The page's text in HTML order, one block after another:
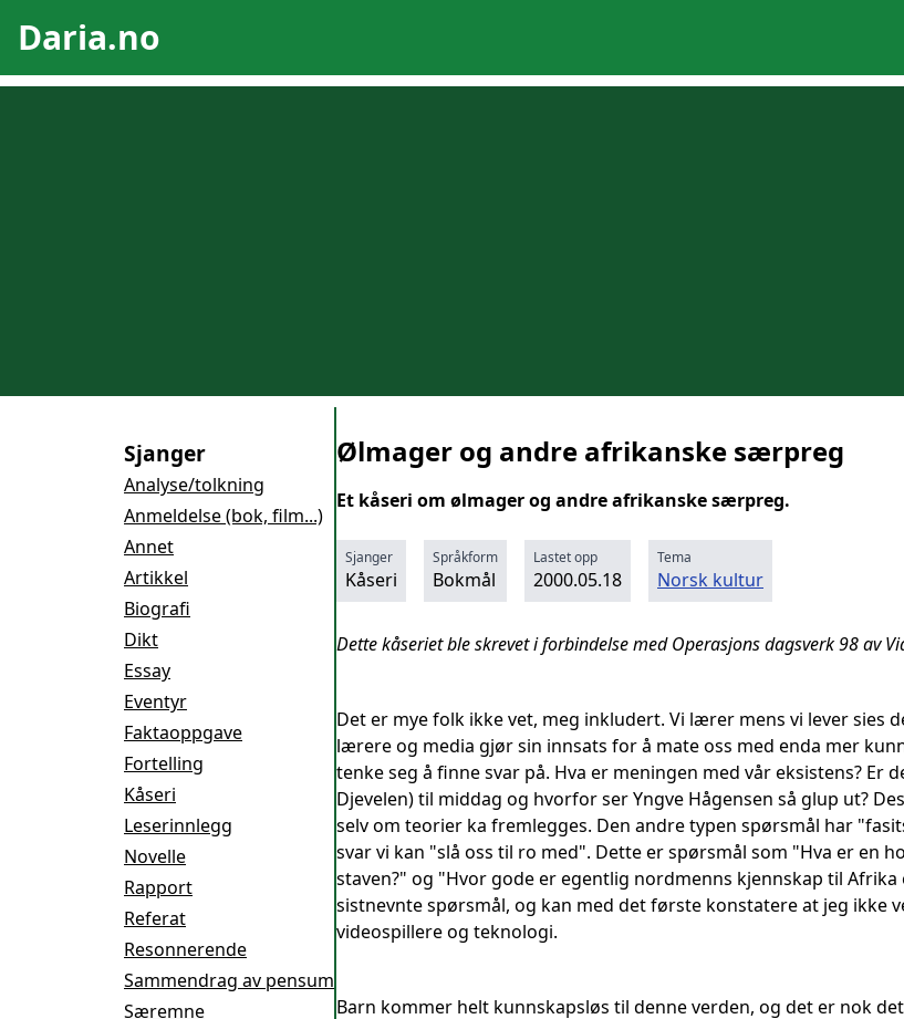
Daria.no
Sjanger
Analyse/tolkning
Anmeldelse (bok, film...)
Annet
Artikkel
Biografi
Dikt
Essay
Eventyr
Faktaoppgave
Fortelling
Kåseri
Leserinnlegg
Novelle
Rapport
Referat
Resonnerende
Sammendrag av pensum
Særemne
Ølmager og andre afrikanske særpreg
Et kåseri om ølmager og andre afrikanske særpreg.
Sjanger
Kåseri
Språkform
Bokmål
Lastet opp
2000.05.18
Tema
Norsk kultur
Dette kåseriet ble skrevet i forbindelse med Operasjons dagsverk 98 av
Det er mye folk ikke vet, meg inkludert. Vi lærer mens vi lever
lærere og media gjør sin innsats for å mate oss med enda mer
tenke seg å finne svar på. Hva er meningen med vår eksistens? Er
Djevelen) til middag og hvorfor ser Yngve Hågensen så glup ut?
selv om teorier ka fremlegges. Den andre typen spørsmål har
svar vi kan "slå oss til ro med". Dette er spørsmål som "Hva er en
staven?" og "Hvor gode er egentlig nordmenns kjennskap til
sistnevnte spørsmål, og kan med det første konstatere at jeg ikke
videospillere og teknologi.
Barn kommer helt kunnskapsløs til denne verden, og det er nok